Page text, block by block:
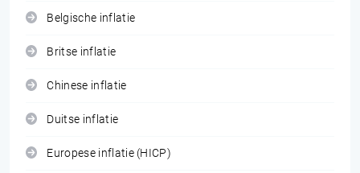
Belgische inflatie
Britse inflatie
Chinese inflatie
Duitse inflatie
Europese inflatie (HICP)